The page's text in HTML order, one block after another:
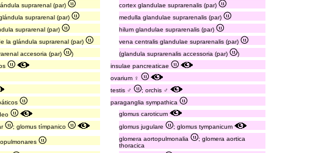
suprarenal (par)
cortex glandulae suprarenalis (par)
suprarenal (par)
medulla glandulae suprarenalis (par)
suprarenal (par)
hilum glandulae suprarenalis (par)
la glándula suprarenal (par)
vena centralis glandulae suprarenalis (par)
accesoria (par) ) (glandula suprarenalis accessoria (par)
)
insulae pancreaticae
ovarium ♀
testis ♂
; orchis ♂
paraganglia sympathica
glomus caroticum
; glomus tímpanico glomus jugulare ; glomus tympanicum
glomera aortopulmonalia
; glomera aortica
thoracica